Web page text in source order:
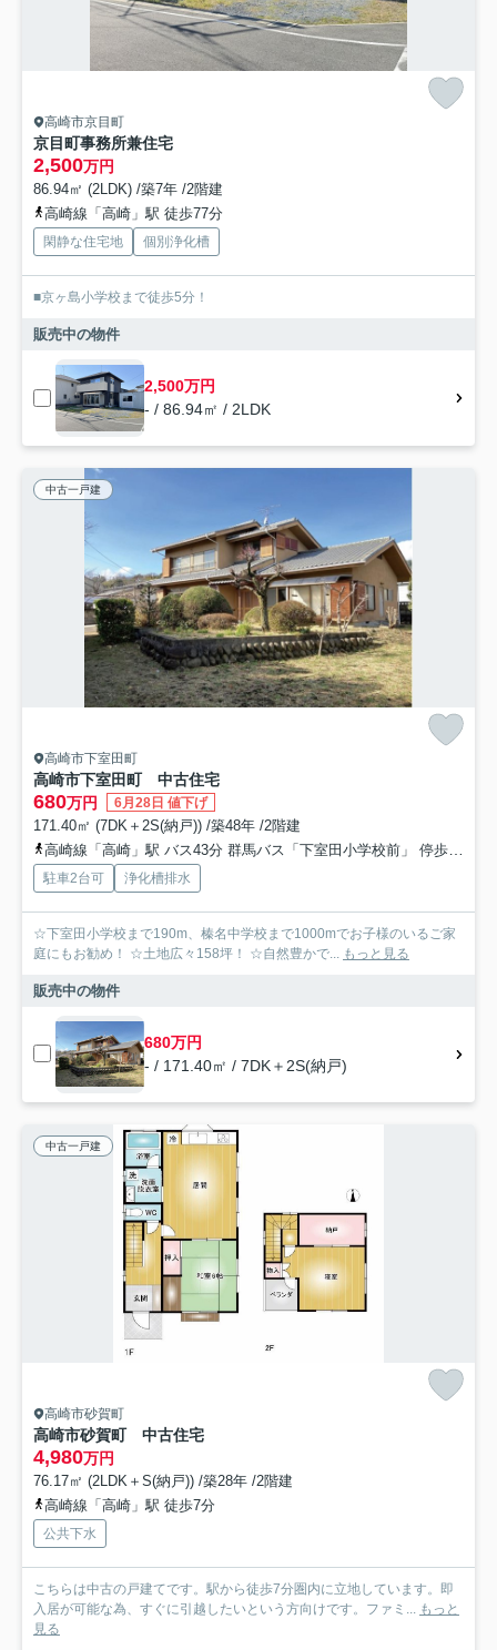
高崎市京目町
京目町事務所兼住宅
2,500万円
86.94㎡ (2LDK) /築7年 /2階建
高崎線「高崎」駅 徒歩77分
閑静な住宅地 個別浄化槽
■京ヶ島小学校まで徒歩5分！
販売中の物件
2,500万円
- / 86.94㎡ / 2LDK
中古一戸建
高崎市下室田町
高崎市下室田町 中古住宅
680万円 6月28日 値下げ
171.40㎡ (7DK＋2S(納戸)) /築48年 /2階建
高崎線「高崎」駅 バス43分 群馬バス「下室田小学校前」 停歩2分
駐車2台可 浄化槽排水
☆下室田小学校まで190m、榛名中学校まで1000mでお子様のいるご家
庭にもお勧め！ ☆土地広々158坪！ ☆自然豊かで...
もっと見る
販売中の物件
680万円
- / 171.40㎡ / 7DK＋2S(納戸)
中古一戸建
高崎市砂賀町
高崎市砂賀町 中古住宅
4,980万円
76.17㎡ (2LDK＋S(納戸)) /築28年 /2階建
高崎線「高崎」駅 徒歩7分
公共下水
こちらは中古の戸建てです。駅から徒歩7分圏内に立地しています。即
入居が可能な為、すぐに引越したいという方向けです。ファミ...
もっと
見る